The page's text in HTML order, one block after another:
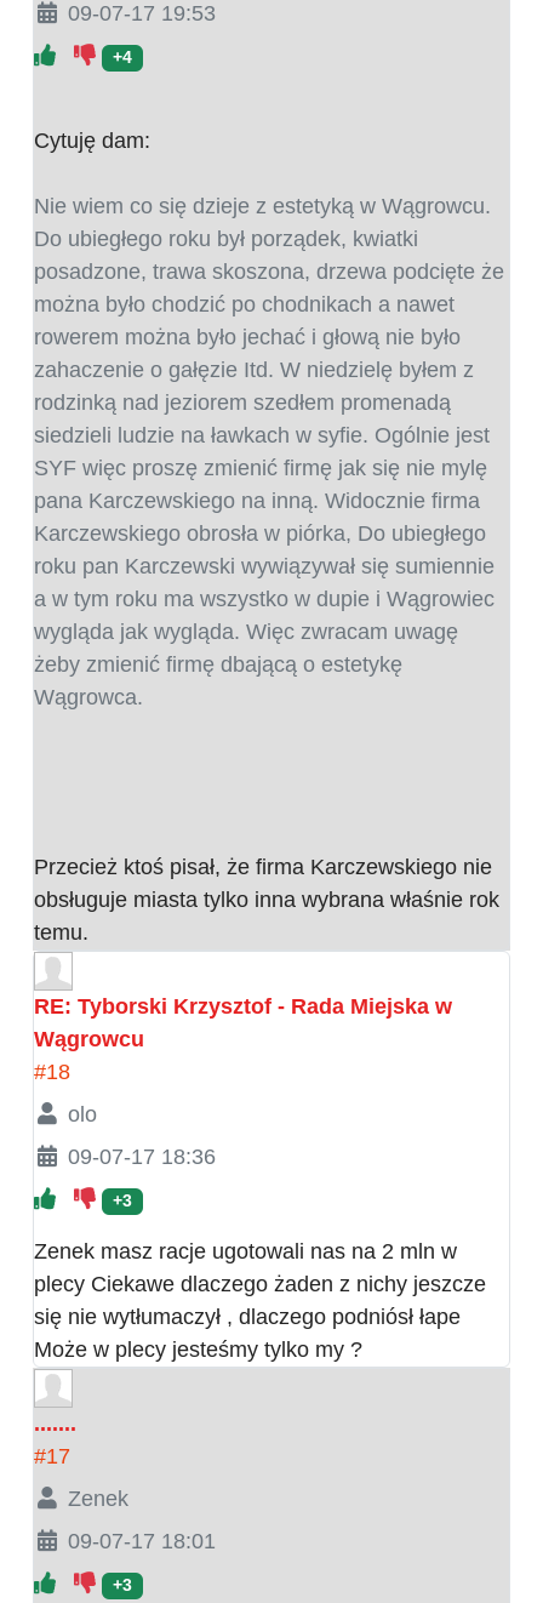
09-07-17 19:53
+4
Cytuję dam:
Nie wiem co się dzieje z estetyką w Wągrowcu.
Do ubiegłego roku był porządek, kwiatki
posadzone, trawa skoszona, drzewa podcięte że
można było chodzić po chodnikach a nawet
rowerem można było jechać i głową nie było
zahaczenie o gałęzie Itd. W niedzielę byłem z
rodzinką nad jeziorem szedłem promenadą
siedzieli ludzie na ławkach w syfie. Ogólnie jest
SYF więc proszę zmienić firmę jak się nie mylę
pana Karczewskiego na inną. Widocznie firma
Karczewskiego obrosła w piórka, Do ubiegłego
roku pan Karczewski wywiązywał się sumiennie
a w tym roku ma wszystko w dupie i Wągrowiec
wygląda jak wygląda. Więc zwracam uwagę
żeby zmienić firmę dbającą o estetykę
Wągrowca.
Przecież ktoś pisał, że firma Karczewskiego nie
obsługuje miasta tylko inna wybrana właśnie rok
temu.
RE: Tyborski Krzysztof - Rada Miejska w
Wągrowcu
#18
olo
09-07-17 18:36
+3
Zenek masz racje ugotowali nas na 2 mln w
plecy Ciekawe dlaczego żaden z nichy jeszcze
się nie wytłumaczył , dlaczego podniósł łape
Może w plecy jesteśmy tylko my ?
.......
#17
Zenek
09-07-17 18:01
+3